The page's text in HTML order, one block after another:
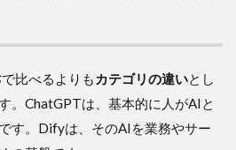
比べるよりも カテゴリの違いとし
。ChatGPTは、基本的に人がAIと
す。Difyは、そのAIを業務やサー